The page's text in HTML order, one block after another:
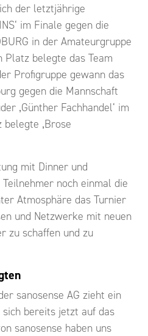
der letztjährige
im Finale gegen die
in der Amateurgruppe
belegte das Team
Profigruppe gewann das
gegen die Mannschaft
‚Günther Fachhandel‘ im
‚Brose
mit Dinner und
noch einmal die
Atmosphäre das Turnier
und Netzwerke mit neuen
zu schaffen und zu
sanosense AG zieht ein
bereits jetzt auf das
sanosense haben uns